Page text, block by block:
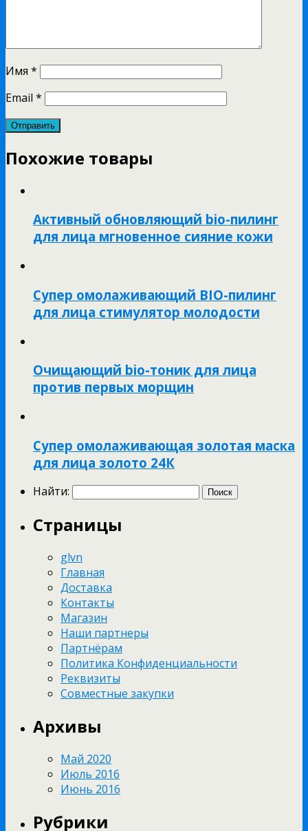
Имя *
Email *
Похожие товары
Активный обновляющий bio-пилинг
для лица мгновенное сияние кожи
Супер омолаживающий BIO-пилинг
для лица стимулятор молодости
Очищающий bio-тоник для лица
против первых морщин
Супер омолаживающая золотая маска
для лица золото 24К
Найти:
Страницы
glvn
Главная
Доставка
Контакты
Магазин
Наши партнеры
Партнёрам
Политика Конфиденциальности
Реквизиты
Совместные закупки
Архивы
Май 2020
Июль 2016
Июнь 2016
Рубрики